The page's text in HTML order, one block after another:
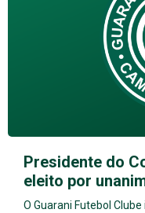
Presidente do
eleito por
O Guarani Futebol